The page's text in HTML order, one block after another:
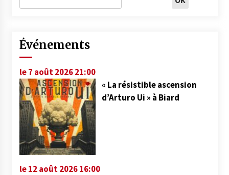
Événements
le 7 août 2026 21:00
« La résistible ascension
d’Arturo Ui » à Biard
le 12 août 2026 16:00